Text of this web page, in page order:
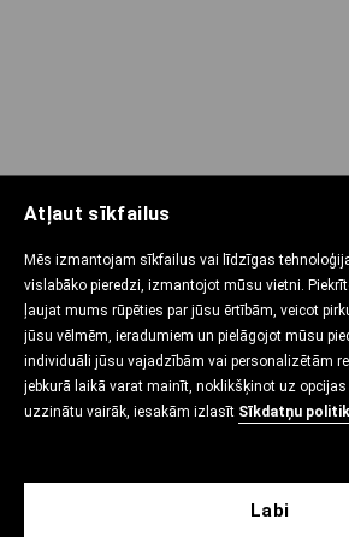
Atļaut sīkfailus
Mēs izmantojam sīkfailus vai līdzīgas
vislabāko pieredzi, izmantojot mūsu vietni.
ļaujat mums rūpēties par jūsu ērtībām, veicot
jūsu vēlmēm, ieradumiem un pielāgojot mūsu
individuāli jūsu vajadzībām vai personalizētām
jebkurā laikā varat mainīt, noklikšķinot uz opcijas
uzzinātu vairāk, iesakām izlasīt Sīkdatņu
Labi